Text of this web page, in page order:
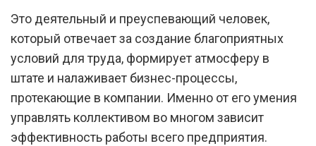
Это деятельный и преуспевающий человек,
который отвечает за создание благоприятных
условий для труда, формирует атмосферу в
штате и налаживает бизнес-процессы,
протекающие в компании. Именно от его умения
управлять коллективом во многом зависит
эффективность работы всего предприятия.